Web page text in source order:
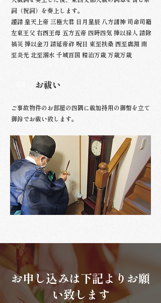
詞（祝詞）を奏上します。
謹請 皇天上帝 三極大君 日月星辰 八方諸神 司命司籍
左東王父 右西王母 五方五帝 四時四気 捧以禄人 請除
禍災 捧以金刀 請延帝祚 呪日 東至扶桑 西至虞淵 南
至炎光 北至溺水 千城百国 精治万歳 万歳万歳
お祓い
ご事故物件のお部屋の四隅に祓加持用の御幣を立て
御鈴でお祓い致します。
お申し込みは下記よりお願
い致します